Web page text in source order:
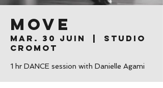
MOVE
mar. 30 juin
Studio
Cromot
1 hr DANCE session with Danielle Agami